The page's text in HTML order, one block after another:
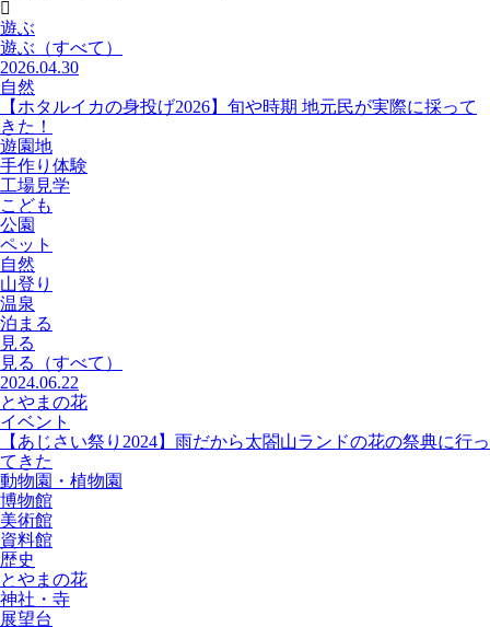
遊ぶ
遊ぶ （すべて）
2026.04.30
自然
【ホタルイカの身投げ2026】旬や時期 地元民が実際に採って
きた！
遊園地
手作り体験
工場見学
こども
公園
ペット
自然
山登り
温泉
泊まる
見る
見る
（すべて）
2024.06.22
とやまの花
イベント
【あじさい祭り2024】雨だから太閤山ランドの花の祭典に行っ
てきた
動物園・植物園
博物館
美術館
資料館
歴史
とやまの花
神社・寺
展望台